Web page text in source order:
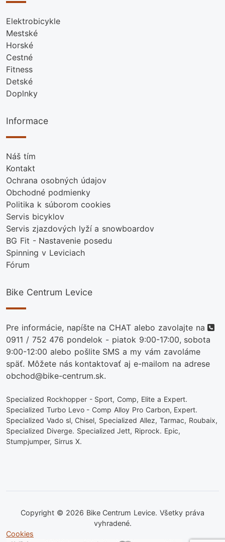
Elektrobicykle
Mestské
Horské
Cestné
Fitness
Detské
Doplnky
Informace
Náš tím
Kontakt
Ochrana osobných údajov
Obchodné podmienky
Politika k súborom cookies
Servis bicyklov
Servis zjazdových lyží a snowboardov
BG Fit - Nastavenie posedu
Spinning v Leviciach
Fórum
Bike Centrum Levice
Pre informácie, napíšte na CHAT alebo zavolajte na
0911 / 752 476 pondelok - piatok 9:00-17:00, sobota
9:00-12:00 alebo pošlite SMS a my vám zavoláme
späť. Môžete nás kontaktovať aj e-mailom na adrese
obchod@bike-centrum.sk.
Specialized Rockhopper - Sport, Comp, Elite a Expert.
Specialized Turbo Levo - Comp Alloy Pro Carbon, Expert.
Specialized Vado sl, Chisel, Specialized Allez, Tarmac, Roubaix,
Specialized Diverge. Specialized Jett, Riprock. Epic,
Stumpjumper, Sirrus X.
Copyright © 2026 Bike Centrum Levice. Všetky práva
vyhradené.
Cookies